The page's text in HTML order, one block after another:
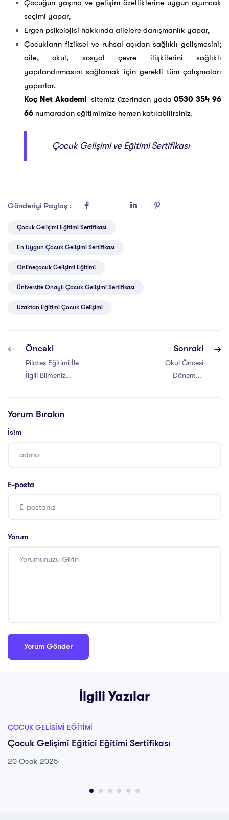
Çocuğun yaşına ve gelişim özelliklerine uygun oyuncak
seçimi yapar,
Ergen psikolojisi hakkında ailelere danışmanlık yapar,
Çocukların fiziksel ve ruhsal açıdan sağlıklı gelişmesini;
aile, okul, sosyal çevre ilişkilerini sağlıklı
yapılandırmasını sağlamak için gerekli tüm çalışmaları
yaparlar.
Koç Net Akademisitemiz üzerinden yada 0530 354 96
66 numaradan eğitimimize hemen katılabilirsiniz.
Çocuk Gelişimi ve Eğitimi Sertifikası
Gönderiyi Paylaş :
Çocuk Gelişimi Eğitimi Sertifikası
En Uygun Çocuk Gelişimi Sertifikası
Onlineçocuk Gelişimi Eğitimi
Üniversite Onaylı Çocuk Gelişimi Sertifikası
Uzaktan Eğitimi Çocuk Gelişimi
Önceki
Pilates Eğitimi İle
İlgili Bilmeniz
Sonraki
Okul Öncesi
Dönemde
Yorum Bırakın
İsim
E-posta
Yorum
İlgili Yazılar
ÇOCUK GELIŞIMI EĞITIMI
Çocuk Gelişimi Eğitici Eğitimi Sertifikası
20 Ocak 2025